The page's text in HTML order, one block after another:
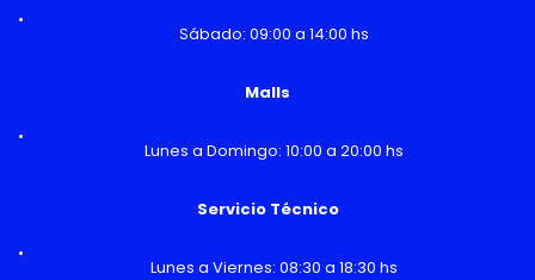
Sábado: 09:00 a 14:00 hs
Malls
Lunes a Domingo: 10:00 a 20:00 hs
Servicio Técnico
Lunes a Viernes: 08:30 a 18:30 hs